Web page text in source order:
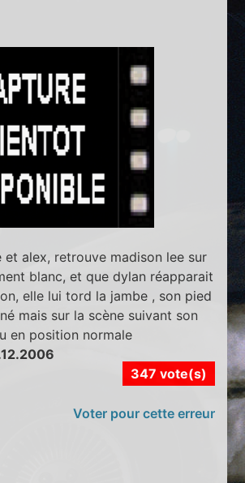
et alex, retrouve madison lee sur
blanc, et que dylan réapparait
elle lui tord la jambe , son pied
mais sur la scène suivant son
en position normale
347 vote(s)
Voter pour cette erreur